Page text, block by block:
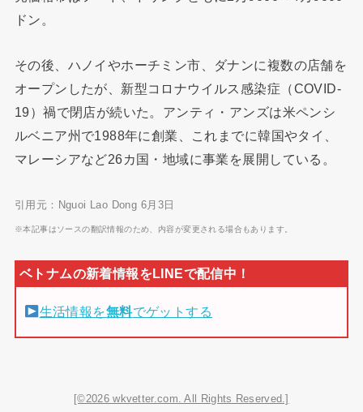
ドン。
その後、ハノイやホーチミン市、ダナンに複数の店舗を
オープンしたが、新型コロナウイルス感染症（COVID-
19）禍で閉店が続いた。アンティ・アンズは米ペンシ
ルベニア州で1988年に創業、これまでに韓国やタイ、
マレーシアなど26カ国・地域に事業を展開している。
引用元：Nguoi Lao Dong 6月3日
※本記事はソースの翻訳情報のため、内容が変更される場合もあります。
生活情報を無料でゲットする
[©2026 wkvetter.com. All Rights Reserved.]